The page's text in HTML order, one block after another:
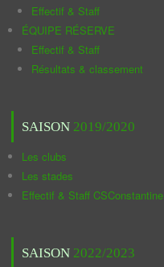
Effectif & Staff
ÉQUIPE RÉSERVE
Effectif & Staff
Résultats & classement
SAISON 2019/2020
Les clubs
Les stades
Effectif & Staff CSConstantine
SAISON 2022/2023